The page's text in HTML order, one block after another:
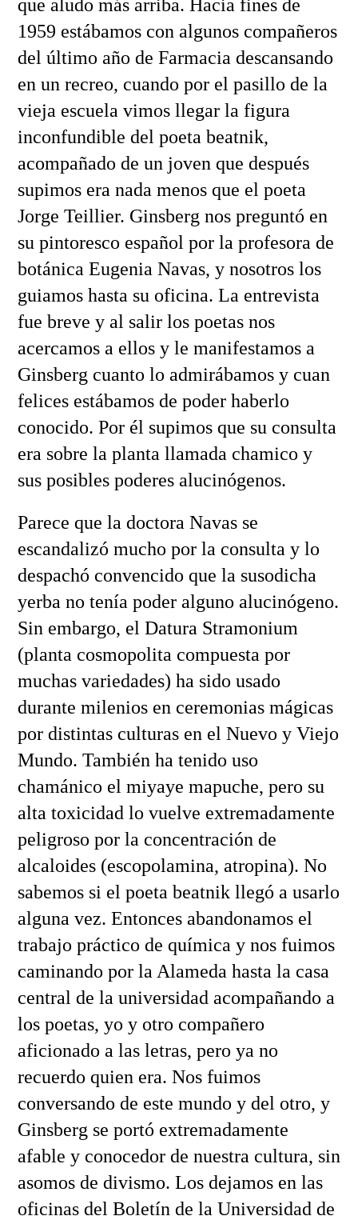
que aludo más arriba. Hacia fines de
1959 estábamos con algunos compañeros
del último año de Farmacia descansando
en un recreo, cuando por el pasillo de la
vieja escuela vimos llegar la figura
inconfundible del poeta beatnik,
acompañado de un joven que después
supimos era nada menos que el poeta
Jorge Teillier. Ginsberg nos preguntó en
su pintoresco español por la profesora de
botánica Eugenia Navas, y nosotros los
guiamos hasta su oficina. La entrevista
fue breve y al salir los poetas nos
acercamos a ellos y le manifestamos a
Ginsberg cuanto lo admirábamos y cuan
felices estábamos de poder haberlo
conocido. Por él supimos que su consulta
era sobre la planta llamada chamico y
sus posibles poderes alucinógenos.
Parece que la doctora Navas se
escandalizó mucho por la consulta y lo
despachó convencido que la susodicha
yerba no tenía poder alguno alucinógeno.
Sin embargo, el Datura Stramonium
(planta cosmopolita compuesta por
muchas variedades) ha sido usado
durante milenios en ceremonias mágicas
por distintas culturas en el Nuevo y Viejo
Mundo. También ha tenido uso
chamánico el miyaye mapuche, pero su
alta toxicidad lo vuelve extremadamente
peligroso por la concentración de
alcaloides (escopolamina, atropina). No
sabemos si el poeta beatnik llegó a usarlo
alguna vez. Entonces abandonamos el
trabajo práctico de química y nos fuimos
caminando por la Alameda hasta la casa
central de la universidad acompañando a
los poetas, yo y otro compañero
aficionado a las letras, pero ya no
recuerdo quien era. Nos fuimos
conversando de este mundo y del otro, y
Ginsberg se portó extremadamente
afable y conocedor de nuestra cultura, sin
asomos de divismo. Los dejamos en las
oficinas del Boletín de la Universidad de